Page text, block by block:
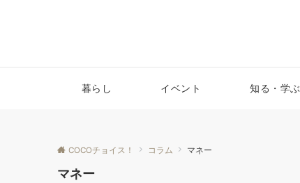
暮らし イベント 知る・学ぶ
COCOチョイス！ コラム マネー
マネー